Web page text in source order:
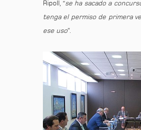
Ripoll, “se ha sacado a
tenga el permiso de primera
ese uso”.